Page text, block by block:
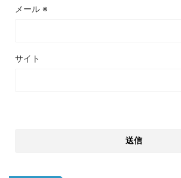
メール ※
サイト